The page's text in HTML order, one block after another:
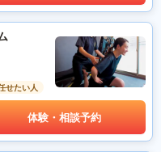
せたい人
体験・相談予約